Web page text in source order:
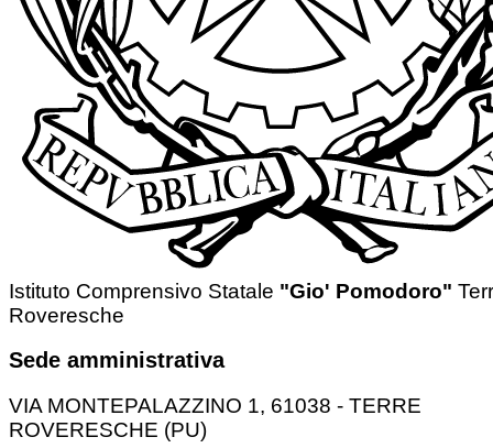
Istituto Comprensivo Statale "Gio' Pomodoro"
Roveresche
Sede amministrativa
VIA MONTEPALAZZINO 1, 61038 - TERRE
ROVERESCHE (PU)